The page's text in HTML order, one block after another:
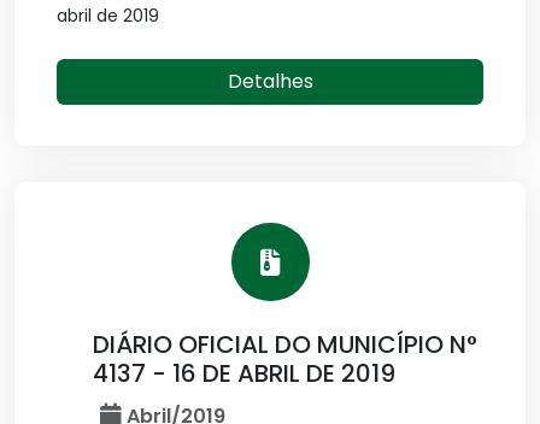
abril de 2019
Detalhes
DIÁRIO OFICIAL DO MUNICÍPIO N°
4137 - 16 DE ABRIL DE 2019
Abril/2019